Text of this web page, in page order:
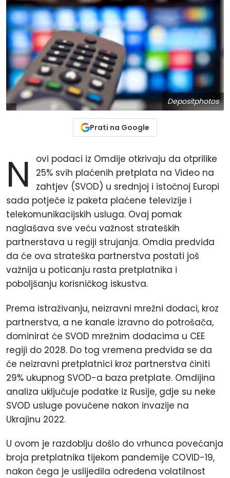
Depositphotos
Prati na Google
N
ovi podaci iz Omdije otkrivaju da otprilike
25% svih plaćenih pretplata na Video na
zahtjev (SVOD) u srednjoj i istočnoj Europi
sada potječe iz paketa plaćene televizije i
telekomunikacijskih usluga. Ovaj pomak
naglašava sve veću važnost strateških
partnerstava u regiji strujanja. Omdia predviđa
da će ova strateška partnerstva postati još
važnija u poticanju rasta pretplatnika i
poboljšanju korisničkog iskustva.
Prema istraživanju, neizravni mrežni dodaci, kroz
partnerstva, a ne kanale izravno do potrošača,
dominirat će SVOD mrežnim dodacima u CEE
regiji do 2028. Do tog vremena predviđa se da
će neizravni pretplatnici kroz partnerstva činiti
29% ukupnog SVOD-a baza pretplate. Omdijina
analiza uključuje podatke iz Rusije, gdje su neke
SVOD usluge povučene nakon invazije na
Ukrajinu 2022.
U ovom je razdoblju došlo do vrhunca povećanja
broja pretplatnika tijekom pandemije COVID-19,
nakon čega je uslijedila određena volatilnost